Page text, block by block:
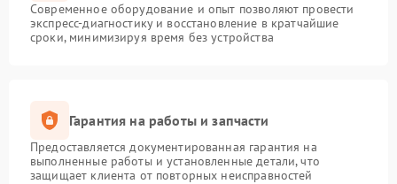
Современное оборудование и опыт позволяют провести
экспресс-диагностику и восстановление в кратчайшие
сроки, минимизируя время без устройства
Гарантия на работы и запчасти
Предоставляется документированная гарантия на
выполненные работы и установленные детали, что
защищает клиента от повторных неисправностей